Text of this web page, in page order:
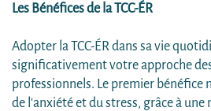
Les Bénéfices de la TCC-ÉR
Adopter la TCC-ÉR dans sa vie
significativement votre approche
professionnels. Le premier bénéfice
de l'anxiété et du stress, grâce à